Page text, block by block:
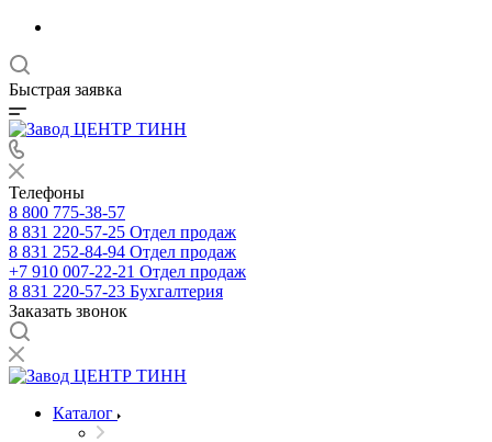
Быстрая заявка
Телефоны
8 800 775-38-57
8 831 220-57-25 Отдел продаж
8 831 252-84-94 Отдел продаж
+7 910 007-22-21 Отдел продаж
8 831 220-57-23 Бухгалтерия
Заказать звонок
Каталог